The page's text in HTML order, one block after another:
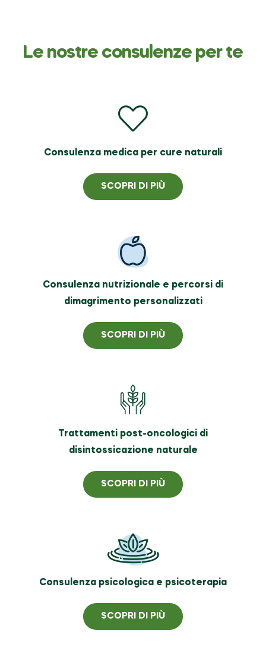
Le nostre consulenze per te
Consulenza medica per cure naturali
SCOPRI DI PIÙ
Consulenza nutrizionale e percorsi di
dimagrimento personalizzati
SCOPRI DI PIÙ
Trattamenti post-oncologici di
disintossicazione naturale
SCOPRI DI PIÙ
Consulenza psicologica e psicoterapia
SCOPRI DI PIÙ